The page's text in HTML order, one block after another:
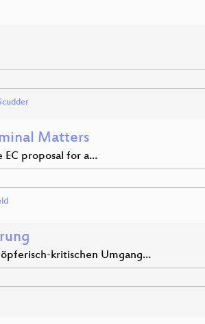
Matters
proposal for a…
kritischen Umgang…